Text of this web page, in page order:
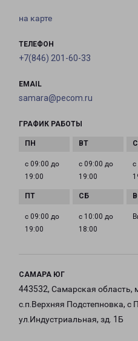
на карте
ТЕЛЕФОН
+7(846) 201-60-33
EMAIL
samara@pecom.ru
ГРАФИК РАБОТЫ
с 09:00 до
19:00
с 09:00 до
19:00
с
с 09:00 до
19:00
с 10:00 до
18:00
САМАРА ЮГ
443532, Самарская область,
с.п.Верхняя Подстепновка, с
ул.Индустриальная, зд. 1Б